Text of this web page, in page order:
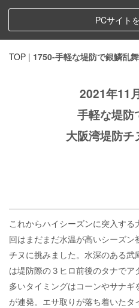
PCサイト
TOP | 1750-手軽な堤防で銀鱗乱
2021年11
手軽な堤防
大阪湾堤防チ
これからハイシーズンに突入す
回はまだまだ水温が高いシーズ
チヌに挑みました。水深のある武
は堤防際の３ヒロ前後のタナで
多いタイミングはコーンやサナギ
が連発。エサ取りが落ち着いた